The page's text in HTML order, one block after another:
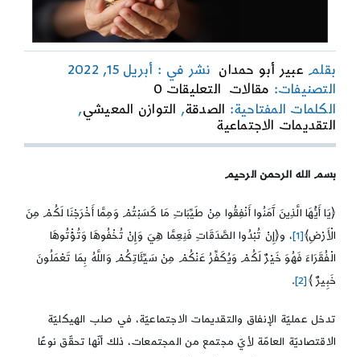
بقلم عبير أبو حمدان نشر في : أبريل 15, 2022
التصنيفات: مقالات التعليقات 0
الصدقة
الكلمات المفتاحية: الصدقة, التوازن المعيشي,
التقديمات الاجتماعية
بسم الله الرحمن الرحيم
﴿يَا أَيُّهَا الَّذِينَ آَمَنُوا أَنْفِقُوا مِنْ طَيِّبَاتِ مَا كَسَبْتُمْ وَمِمَّا أَخْرَجْنَا لَكُمْ مِنَ
الْأَرْضِ﴾[1]
، و﴿إِنْ تُبْدُوا الصَّدَقَاتِ فَنِعِمَّا هِيَ وَإِنْ تُخْفُوهَا وَتُؤْتُوهَا
الْفُقَرَاءَ فَهُوَ خَيْرٌ لَكُمْ وَيُكَفِّرُ عَنْكُمْ مِنْ سَيِّئَاتِكُمْ وَاللَّهُ بِمَا تَعْمَلُونَ
خَبِيرٌ ﴾[2]
.
تدخل عمليّة الإنفاق والتقديمات الاجتماعيّة، في صلب الهيكليّة
الاقتصاديّة العامّة لأيّ مجتمع من المجتمعات، ذلك أنّها تحقّق نوعًا